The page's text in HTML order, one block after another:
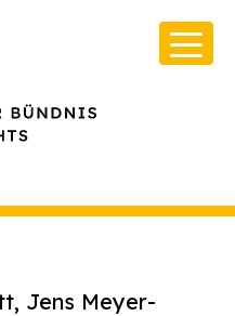
Jens Meyer-